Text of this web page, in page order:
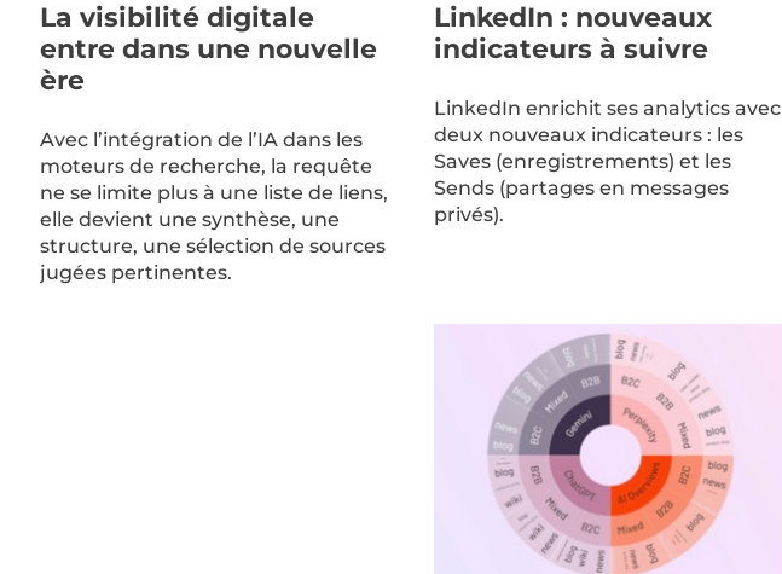
La visibilité digitale
entre dans une nouvelle
ère
Avec l’intégration de l’IA dans les
moteurs de recherche, la requête
ne se limite plus à une liste de liens,
elle devient une synthèse, une
structure, une sélection de sources
jugées pertinentes.
LinkedIn : nouveaux
indicateurs à suivre
LinkedIn enrichit ses analytics avec
deux nouveaux indicateurs : les
Saves (enregistrements) et les
Sends (partages en messages
privés).